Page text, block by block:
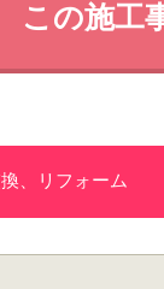
この施工
、リフォーム